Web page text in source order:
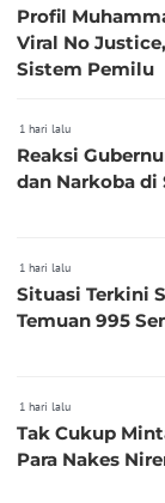
Profil
Viral No
Sistem Pemilu
1 hari lalu
Reaksi Gubernur DKI Ada
dan Narkoba di
1 hari lalu
Situasi Terkini
Temuan 995
1 hari lalu
Tak Cukup
Para Nakes